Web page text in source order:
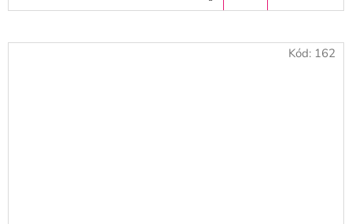
KOŠÍKU
Kód: 162